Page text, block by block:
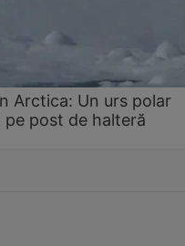
Arctica: Un urs polar
post de halteră